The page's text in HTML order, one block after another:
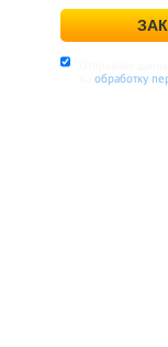
наобработку